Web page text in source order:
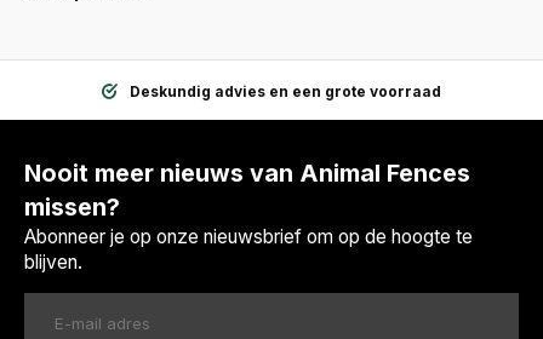
Deskundig advies en een grote voorraad
Nooit meer nieuws van Animal Fences
missen?
Abonneer je op onze nieuwsbrief om op de hoogte te
blijven.